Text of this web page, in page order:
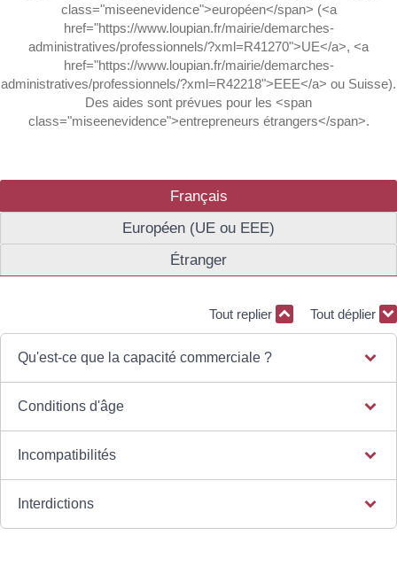
class="miseenevidence">européen</span> (<a
href="https://www.loupian.fr/mairie/demarches-
administratives/professionnels/?xml=R41270">UE</a>, <a
href="https://www.loupian.fr/mairie/demarches-
administratives/professionnels/?xml=R42218">EEE</a> ou Suisse).
Des aides sont prévues pour les <span
class="miseenevidence">entrepreneurs étrangers</span>.
Français
Européen (UE ou EEE)
Étranger
Tout replier Tout déplier
Qu'est-ce que la capacité commerciale ?
Conditions d'âge
Incompatibilités
Interdictions